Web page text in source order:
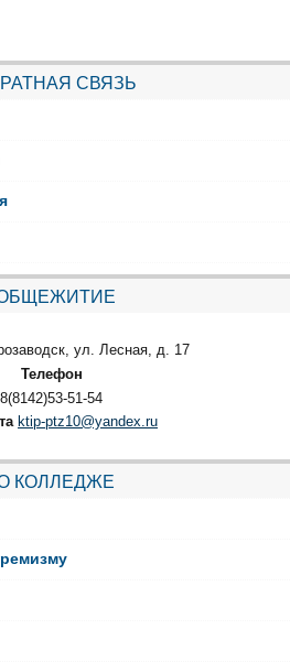
СВЯЗЬ
ул. Лесная, д. 17
Телефон
8(8142)53-51-54
ktip-ptz10@yandex.ru
КОЛЛЕДЖЕ